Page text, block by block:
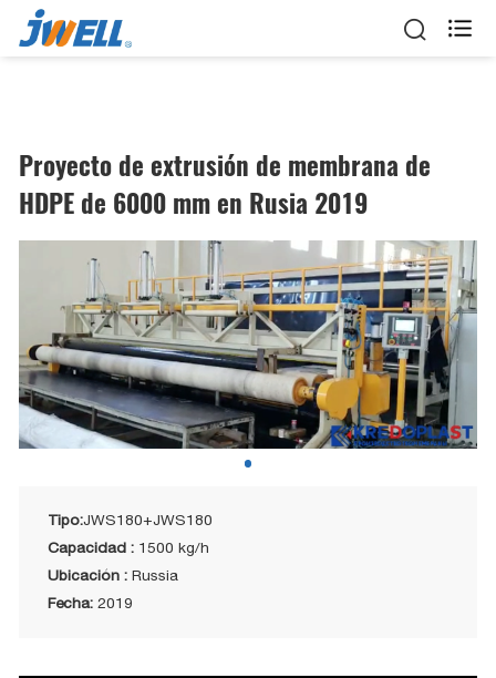

Proyecto de extrusión de membrana de
HDPE de 6000 mm en Rusia 2019
Tipo:JWS180+JWS180
Capacidad : 1500 kg/h
Ubicación : Russia
Fecha: 2019